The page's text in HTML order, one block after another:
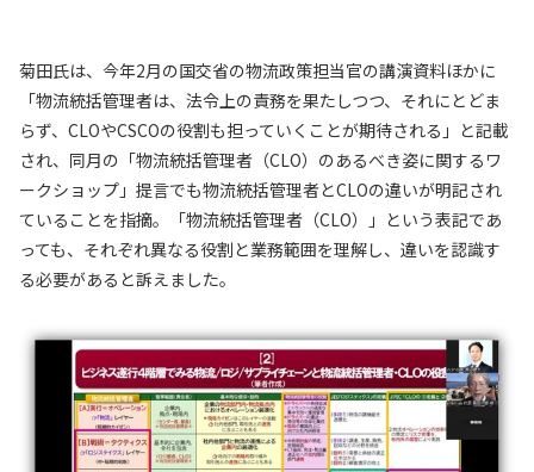
菊田氏は、今年2月の国交省の物流政策担当官の講演資料ほかに
「物流統括管理者は、法令上の責務を果たしつつ、それにとどま
らず、CLOやCSCOの役割も担っていくことが期待される」と記載
され、同月の「物流統括管理者（CLO）のあるべき姿に関するワ
ークショップ」提言でも物流統括管理者とCLOの違いが明記され
ていることを指摘。「物流統括管理者（CLO）」という表記であ
っても、それぞれ異なる役割と業務範囲を理解し、違いを認識す
る必要があると訴えました。